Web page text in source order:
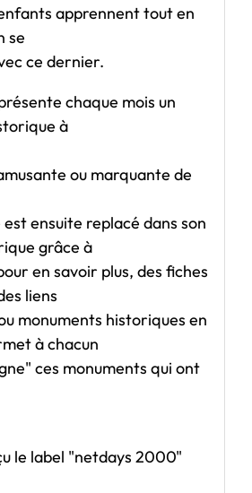
apprennent tout en
se
ce dernier.
chaque mois un
à
ou marquante de
ensuite replacé dans son
grâce à
en savoir plus, des fiches
liens
monuments historiques en
à chacun
ces monuments qui ont
le label "netdays 2000"